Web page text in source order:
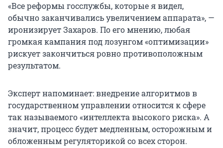
«Все реформы госслужбы, которые я видел,
обычно заканчивались увеличением аппарата», —
иронизирует Захаров. По его мнению, любая
громкая кампания под лозунгом «оптимизации»
рискует закончиться ровно противоположным
результатом.
Эксперт напоминает: внедрение алгоритмов в
государственном управлении относится к сфере
так называемого «интеллекта высокого риска». А
значит, процесс будет медленным, осторожным и
обложенным регуляторикой со всех сторон.